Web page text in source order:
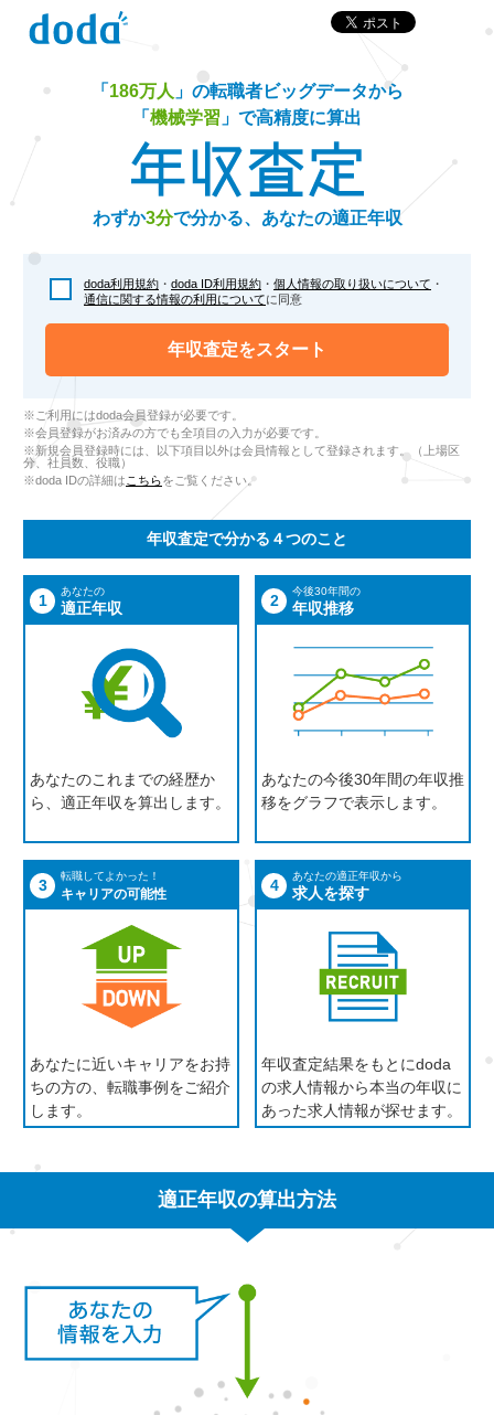
「 186万人 」の転職者ビッグデータから
「 機械学習 」で高精度に算出
わずか3分で分かる、あなたの適正年収
doda利用規約 ・ doda ID利用規約 ・ 個人情報の取り扱いについて ・
通信に関する情報の利用についてに同意
年収査定をスタート
※ご利用にはdoda会員登録が必要です。
※会員登録がお済みの方でも全項目の入力が必要です。
※新規会員登録時には、以下項目以外は会員情報として登録されます。（上場区
分、社員数、役職）
※doda IDの詳細は こちらをご覧ください。
年収査定で分かる４つのこと
1
あなたの
適正年収
あなたのこれまでの経歴か
ら、適正年収を算出します。
2
今後30年間の
年収推移
あなたの今後30年間の年収推
移をグラフで表示します。
3
転職してよかった！
キャリアの可能性
あなたに近いキャリアをお持
ちの方の、転職事例をご紹介
します。
4
あなたの適正年収から
求人を探す
年収査定結果をもとにdoda
の求人情報から本当の年収に
あった求人情報が探せます。
適正年収の算出方法